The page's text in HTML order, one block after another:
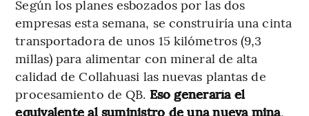
Según los planes esbozados por las dos
empresas esta semana, se construiría una cinta
transportadora de unos 15 kilómetros (9,3
millas) para alimentar con mineral de alta
calidad de Collahuasi las nuevas plantas de
procesamiento de QB. Eso generaría el
equivalente al suministro de una nueva mina,